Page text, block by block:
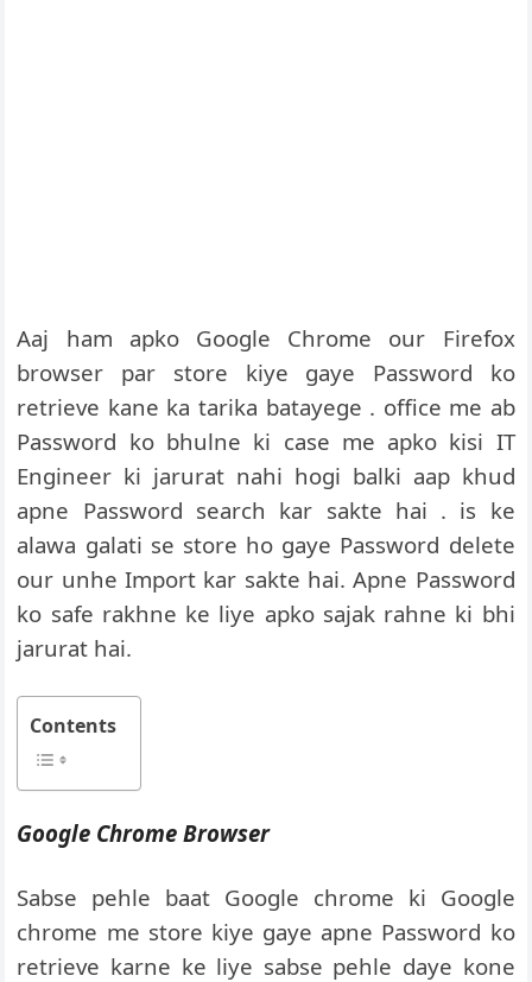
Aaj ham apko Google Chrome our Firefox
browser par store kiye gaye Password ko
retrieve kane ka tarika batayege . office me ab
Password ko bhulne ki case me apko kisi IT
Engineer ki jarurat nahi hogi balki aap khud
apne Password search kar sakte hai . is ke
alawa galati se store ho gaye Password delete
our unhe Import kar sakte hai. Apne Password
ko safe rakhne ke liye apko sajak rahne ki bhi
jarurat hai.
Contents
Google Chrome Browser
Sabse pehle baat Google chrome ki Google
chrome me store kiye gaye apne Password ko
retrieve karne ke liye sabse pehle daye kone